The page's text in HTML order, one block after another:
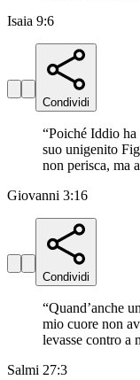
Isaia 9:6
Condividi
“Poiché Iddio
suo unigenito
non perisca, ma
Giovanni 3:16
Condividi
“Quand’anche
mio cuore non
levasse contro a
Salmi 27:3